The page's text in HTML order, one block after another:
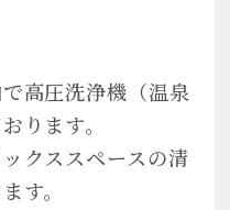
高圧洗浄機（温泉
ります。
クススペースの清
す。